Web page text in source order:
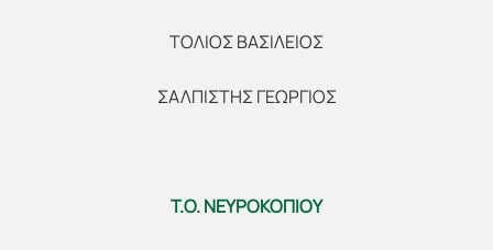
ΤΟΛΙΟΣ ΒΑΣΙΛΕΙΟΣ
ΣΑΛΠΙΣΤΗΣ ΓΕΩΡΓΙΟΣ
Τ.Ο. ΝΕΥΡΟΚΟΠΙΟΥ